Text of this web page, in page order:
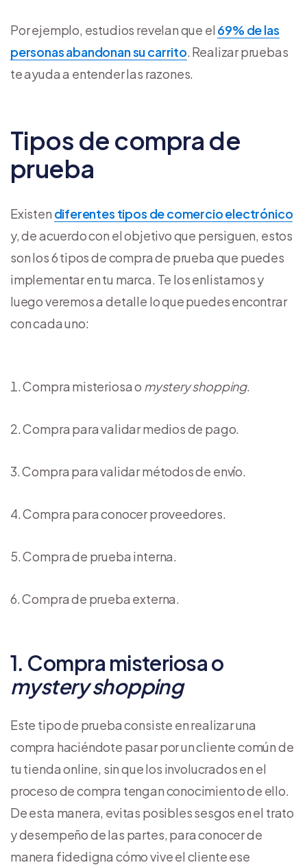
Por ejemplo, estudios revelan que el 69% de las
personas abandonan su carrito. Realizar pruebas
te ayuda a entender las razones.
Tipos de compra de
prueba
Existen diferentes tipos de comercio electrónico
y, de acuerdo con el objetivo que persiguen, estos
son los 6 tipos de compra de prueba que puedes
implementar en tu marca. Te los enlistamos y
luego veremos a detalle lo que puedes encontrar
con cada uno:
Compra misteriosa o mystery shopping.
Compra para validar medios de pago.
Compra para validar métodos de envío.
Compra para conocer proveedores.
Compra de prueba interna.
Compra de prueba externa.
1. Compra misteriosa o
mystery shopping
Este tipo de prueba consiste en realizar una
compra haciéndote pasar por un cliente común de
tu tienda online, sin que los involucrados en el
proceso de compra tengan conocimiento de ello.
De esta manera, evitas posibles sesgos en el trato
y desempeño de las partes, para conocer de
manera fidedigna cómo vive el cliente ese